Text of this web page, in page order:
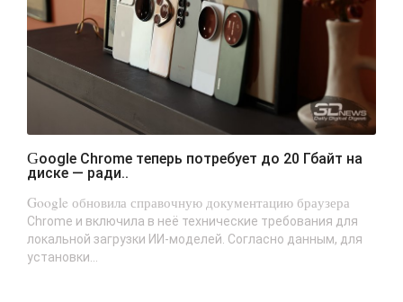
Google Chrome теперь потребует до 20 Гбайт на
диске — ради..
Google обновила справочную документацию браузера
Chrome и включила в неё технические требования для
локальной загрузки ИИ-моделей. Согласно данным, для
установки...